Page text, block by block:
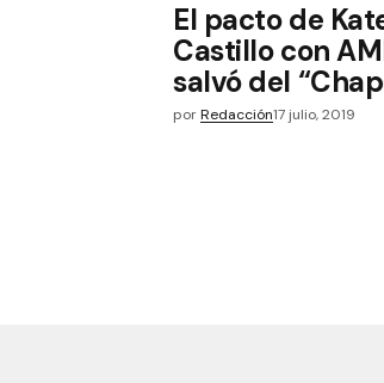
El pacto de
Castillo con
salvó del
por Redacción17 julio, 2019